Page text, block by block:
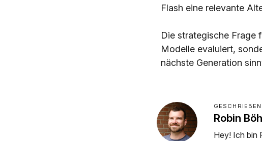
Flash eine relevante
Die strategische Frage
Modelle evaluiert,
nächste Generation
Robin
Hey! Ich bin